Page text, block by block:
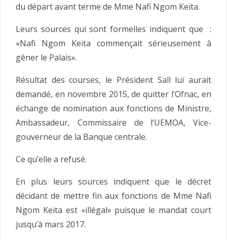
du départ avant terme de Mme Nafi Ngom Keïta.
Leurs sources qui sont formelles indiquent que :
«Nafi Ngom Keïta commençait sérieusement à
gêner le Palais».
Résultat des courses, le Président Sall lui aurait
demandé, en novembre 2015, de quitter l’Ofnac, en
échange de nomination aux fonctions de Ministre,
Ambassadeur, Commissaire de l’UEMOA, Vice-
gouverneur de la Banque centrale.
Ce qu’elle a refusé.
En plus leurs sources indiquent que le décret
décidant de mettre fin aux fonctions de Mme Nafi
Ngom Keïta est «illégal» puisque le mandat court
jusqu’à mars 2017.